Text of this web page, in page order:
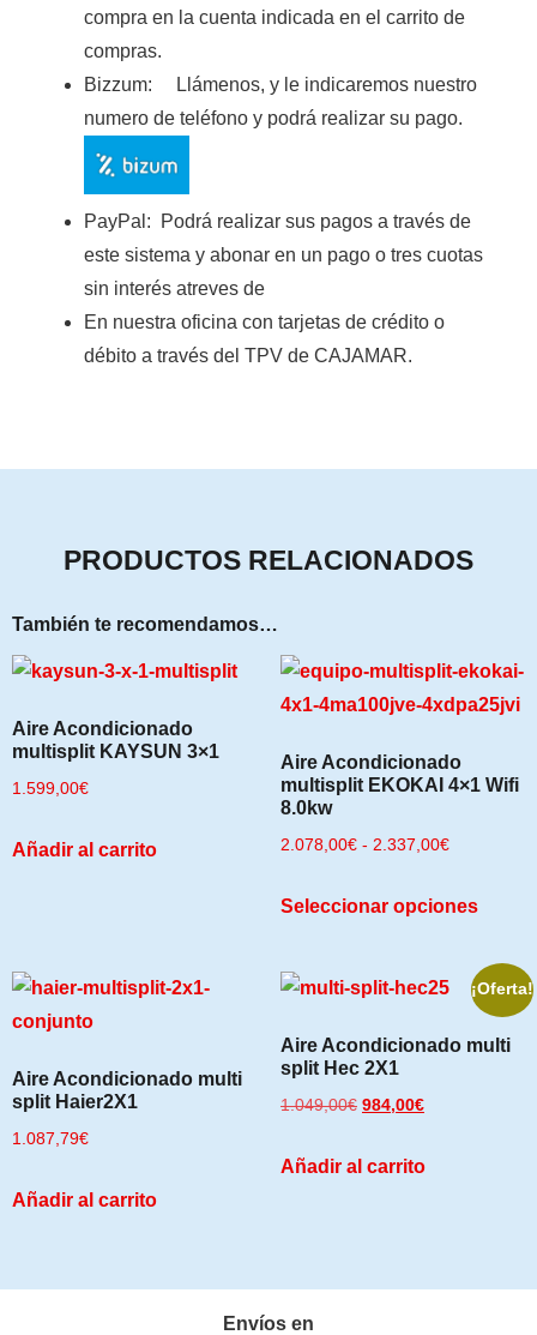
compra en la cuenta indicada en el carrito de
compras.
Bizzum:
Llámenos, y le indicaremos nuestro
numero de teléfono y podrá realizar su pago.
PayPal:
Podrá realizar sus pagos a través de
este sistema y abonar en un pago o tres cuotas
sin interés atreves de
En nuestra oficina con tarjetas de crédito o
débito a través del TPV de CAJAMAR.
PRODUCTOS RELACIONADOS
También te recomendamos…
Aire Acondicionado
multisplit KAYSUN 3×1
1.599,00€
Añadir al carrito
Aire Acondicionado
multisplit EKOKAI 4×1 Wifi
8.0kw
2.078,00€ - 2.337,00€
Seleccionar opciones
Aire Acondicionado multi
split Haier2X1
1.087,79€
Añadir al carrito
¡Oferta!
Aire Acondicionado multi
split Hec 2X1
1.049,00€ 984,00€
Añadir al carrito
Envíos en